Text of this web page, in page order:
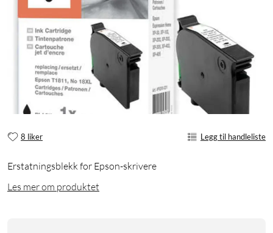
8 liker Legg til handleliste
Erstatningsblekk for Epson-skrivere
Les mer om produktet